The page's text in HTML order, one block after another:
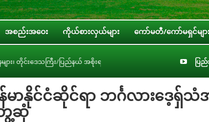
အစည်းအဝေး ကိုယ်စားလှယ်များ ကော်မတီ/ကော်မရှင်မျာ
ယ် အစိုးရအဖွဲ့တို့နှင့် လုပ်ငန်းညှိနှိုင်းအစည်းအဝေး ကျင်းပ ပြည်သူ့လွှတ်
ပြ
ာနိုင်ငံဆိုင်ရာ ဘင်္ဂလားဒေ့ရှ်သံ
ေ့ဆုံ